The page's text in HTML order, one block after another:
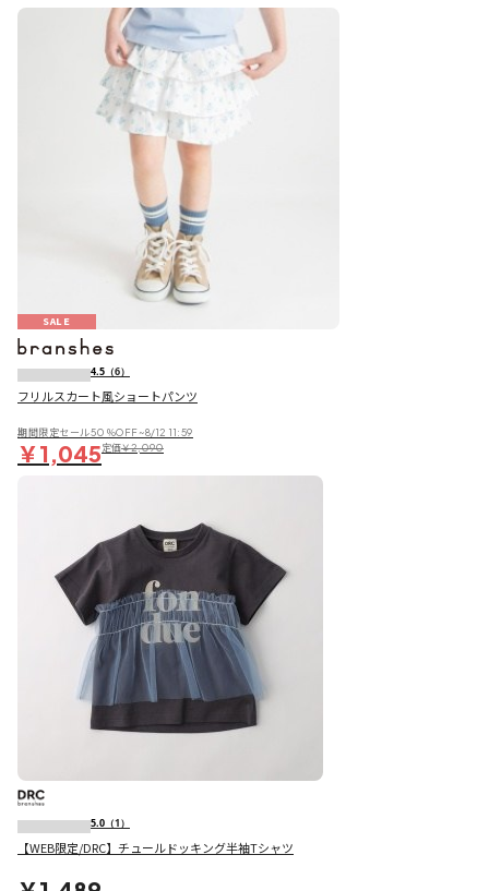
SALE
4.5 （6）
フリルスカート風ショートパンツ
期間限定セール50％OFF~8/12 11:59
￥1,045定価￥2,090
5.0 （1）
【WEB限定/DRC】チュールドッキング半袖Tシャツ